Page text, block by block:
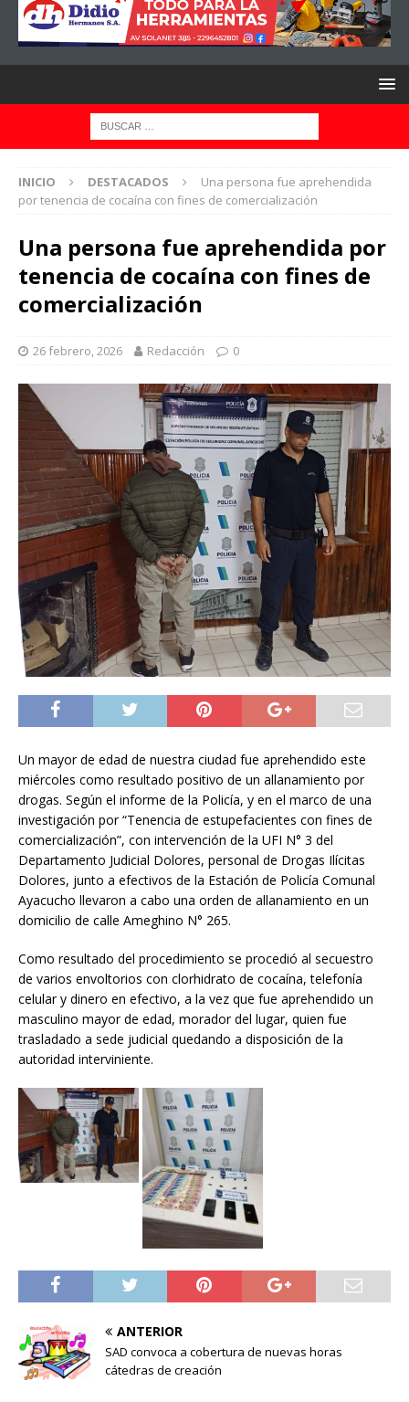
INICIO DESTACADOS
Una persona fue aprehendida
por tenencia de cocaína con fines de comercialización
Una persona fue aprehendida por
tenencia de cocaína con fines de
comercialización
26 febrero, 2026 Redacción 0
Un mayor de edad de nuestra ciudad fue aprehendido este
miércoles como resultado positivo de un allanamiento por
drogas. Según el informe de la Policía, y en el marco de una
investigación por “Tenencia de estupefacientes con fines de
comercialización”, con intervención de la UFI N° 3 del
Departamento Judicial Dolores, personal de Drogas Ilícitas
Dolores, junto a efectivos de la Estación de Policía Comunal
Ayacucho llevaron a cabo una orden de allanamiento en un
domicilio de calle Ameghino N° 265.
Como resultado del procedimiento se procedió al secuestro
de varios envoltorios con clorhidrato de cocaína, telefonía
celular y dinero en efectivo, a la vez que fue aprehendido un
masculino mayor de edad, morador del lugar, quien fue
trasladado a sede judicial quedando a disposición de la
autoridad interviniente.
ANTERIOR
SAD convoca a cobertura de nuevas horas
cátedras de creación